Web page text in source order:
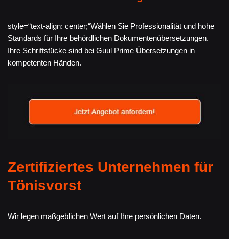
style=“text-align: center;“Wählen Sie Professionalität und hohe
Standards für Ihre behördlichen Dokumentenübersetzungen.
Ihre Schriftstücke sind bei Guul Prime Übersetzungen in
kompetenten Händen.
Zertifiziertes Unternehmen für
Tönisvorst
Wir legen maßgeblichen Wert auf Ihre persönlichen Daten.